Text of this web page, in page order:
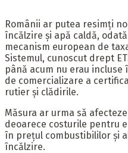
Românii ar putea resimți
încălzire și apă caldă,
mecanism european de
Sistemul, cunoscut drept
până acum nu erau
de comercializare a
rutier și clădirile.
Măsura ar urma să
deoarece costurile pentru
în prețul combustibililor și
încălzire.